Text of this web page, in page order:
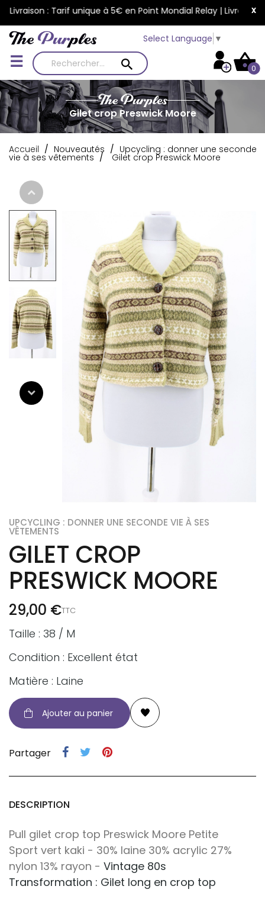
| Livraison : Tarif unique à 5€ en Point Mondial Relay |x
Select Language ▼
Basculer
la
navigation
☰ 0
Gilet crop Preswick Moore
Accueil Nouveautés Upcycling : donner une seconde
vie à ses vêtements Gilet crop Preswick Moore
UPCYCLING : DONNER UNE SECONDE VIE À SES
VÊTEMENTS
GILET CROP
PRESWICK MOORE
29,00 €TTC
Taille : 38 / M
Condition : Excellent état
Matière : Laine
Ajouter au panier
Partager
DESCRIPTION
Pull gilet crop top Preswick Moore Petite
Sport vert kaki - 30% laine 30% acrylic 27%
nylon 13% rayon - Vintage 80s
Transformation : Gilet long en crop top